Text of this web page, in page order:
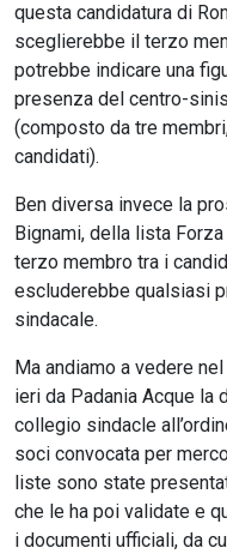
questa candidatura di
sceglierebbe il terzo
potrebbe indicare una
presenza del centro-
(composto da tre
candidati).
Ben diversa invece la
Bignami, della lista
terzo membro tra i
escluderebbe qualsiasi
sindacale.
Ma andiamo a vedere
ieri da Padania Acque la
collegio sindacle
soci convocata per
liste sono state
che le ha poi validate e
i documenti ufficiali, da